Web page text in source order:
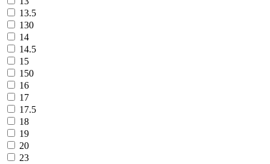
13.5
130
14
14.5
15
150
16
17
17.5
18
19
20
23